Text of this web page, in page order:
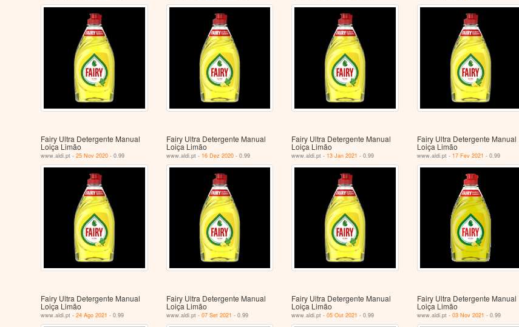
Fairy Ultra Detergente Manual
Loiça Limão
www.aldi.pt -25 Nov 2020 - 0.99
Fairy Ultra Detergente Manual
Loiça Limão
www.aldi.pt - 16 Dez 2020- 0.99
Fairy Ultra Detergente Manual
Loiça Limão
www.aldi.pt - 13 Jan 2021 - 0.99
Fairy Ultra Detergente Manual
Loiça Limão
www.aldi.pt - 17 Fev 2021 - 0.99
Fairy Ultra Detergente Manual
Loiça Limão
www.aldi.pt -24 Ago 2021 - 0.99
Fairy Ultra Detergente Manual
Loiça Limão
www.aldi.pt - 07 Set 2021 - 0.99
Fairy Ultra Detergente Manual
Loiça Limão
www.aldi.pt -05 Out 2021 - 0.99
Fairy Ultra Detergente Manual
Loiça Limão
www.aldi.pt - 03 Nov 2021 - 0.99